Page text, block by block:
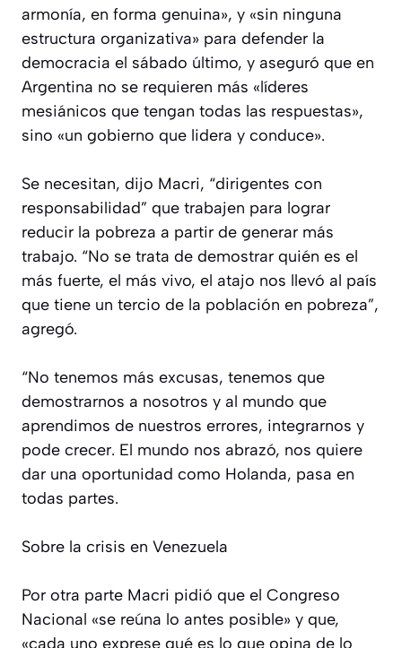
armonía, en forma genuina», y «sin ninguna
estructura organizativa» para defender la
democracia el sábado último, y aseguró que en
Argentina no se requieren más «líderes
mesiánicos que tengan todas las respuestas»,
sino «un gobierno que lidera y conduce».
Se necesitan, dijo Macri, “dirigentes con
responsabilidad” que trabajen para lograr
reducir la pobreza a partir de generar más
trabajo. “No se trata de demostrar quién es el
más fuerte, el más vivo, el atajo nos llevó al país
que tiene un tercio de la población en pobreza”,
agregó.
“No tenemos más excusas, tenemos que
demostrarnos a nosotros y al mundo que
aprendimos de nuestros errores, integrarnos y
pode crecer. El mundo nos abrazó, nos quiere
dar una oportunidad como Holanda, pasa en
todas partes.
Sobre la crisis en Venezuela
Por otra parte Macri pidió que el Congreso
Nacional «se reúna lo antes posible» y que,
«cada uno exprese qué es lo que opina de lo